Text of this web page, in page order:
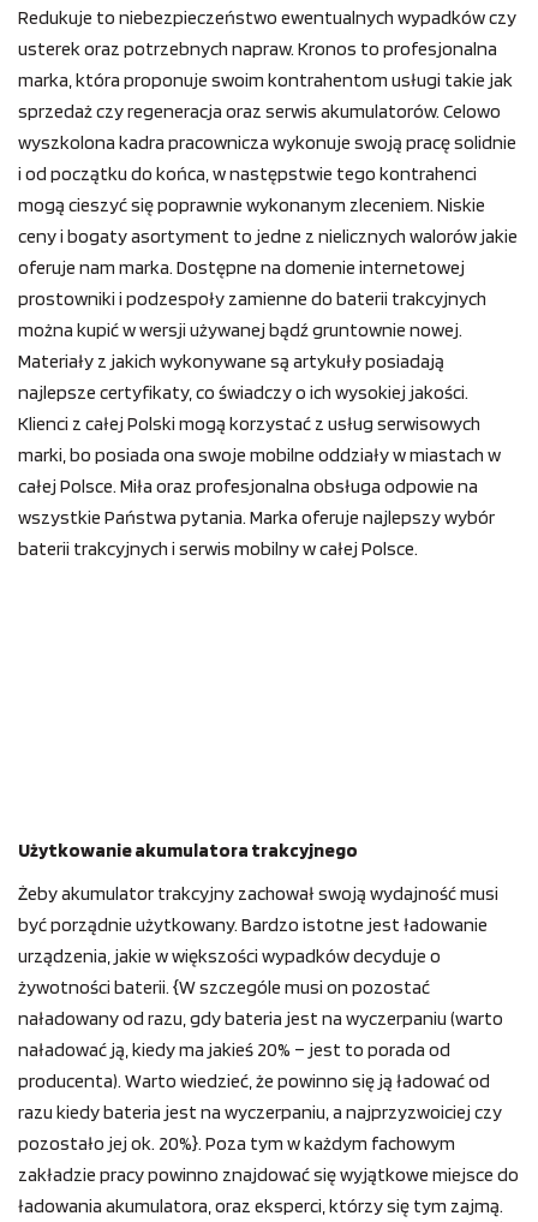
Redukuje to niebezpieczeństwo ewentualnych wypadków czy
usterek oraz potrzebnych napraw. Kronos to profesjonalna
marka, która proponuje swoim kontrahentom usługi takie jak
sprzedaż czy regeneracja oraz serwis akumulatorów. Celowo
wyszkolona kadra pracownicza wykonuje swoją pracę solidnie
i od początku do końca, w następstwie tego kontrahenci
mogą cieszyć się poprawnie wykonanym zleceniem. Niskie
ceny i bogaty asortyment to jedne z nielicznych walorów jakie
oferuje nam marka. Dostępne na domenie internetowej
prostowniki i podzespoły zamienne do baterii trakcyjnych
można kupić w wersji używanej bądź gruntownie nowej.
Materiały z jakich wykonywane są artykuły posiadają
najlepsze certyfikaty, co świadczy o ich wysokiej jakości.
Klienci z całej Polski mogą korzystać z usług serwisowych
marki, bo posiada ona swoje mobilne oddziały w miastach w
całej Polsce. Miła oraz profesjonalna obsługa odpowie na
wszystkie Państwa pytania. Marka oferuje najlepszy wybór
baterii trakcyjnych i serwis mobilny w całej Polsce.
Użytkowanie akumulatora trakcyjnego
Żeby akumulator trakcyjny zachował swoją wydajność musi
być porządnie użytkowany. Bardzo istotne jest ładowanie
urządzenia, jakie w większości wypadków decyduje o
żywotności baterii. {W szczególe musi on pozostać
naładowany od razu, gdy bateria jest na wyczerpaniu (warto
naładować ją, kiedy ma jakieś 20% – jest to porada od
producenta). Warto wiedzieć, że powinno się ją ładować od
razu kiedy bateria jest na wyczerpaniu, a najprzyzwoiciej czy
pozostało jej ok. 20%}. Poza tym w każdym fachowym
zakładzie pracy powinno znajdować się wyjątkowe miejsce do
ładowania akumulatora, oraz eksperci, którzy się tym zajmą.